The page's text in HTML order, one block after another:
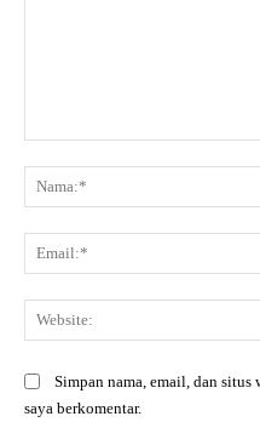
Simpan nama, email, dan
saya berkomentar.